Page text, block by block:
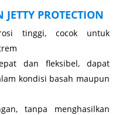
PROTECTION
tinggi, cocok untuk
dan fleksibel, dapat
kondisi basah maupun
tanpa menghasilkan